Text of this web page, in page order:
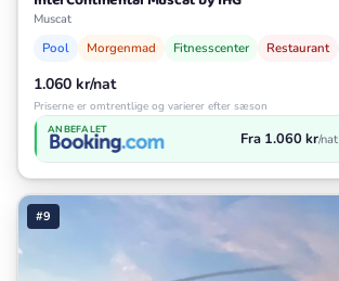
Muscat
Pool Morgenmad Fitnesscenter Restaurant
1.060 kr/nat
Priserne er omtrentlige og varierer efter sæson
ANBEFALET Fra 1.060 kr/nat
#9